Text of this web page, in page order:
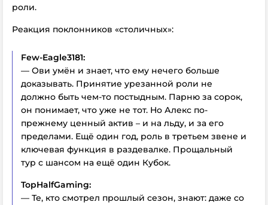
роли.
Реакция поклонников «столичных»:
Few-Eagle3181:
— Ови умён и знает, что ему нечего больше
доказывать. Принятие урезанной роли не
должно быть чем-то постыдным. Парню за сорок,
он понимает, что уже не тот. Но Алекс по-
прежнему ценный актив – и на льду, и за его
пределами. Ещё один год, роль в третьем звене и
ключевая функция в раздевалке. Прощальный
тур с шансом на ещё один Кубок.
TopHalfGaming:
— Те, кто смотрел прошлый сезон, знают: даже со